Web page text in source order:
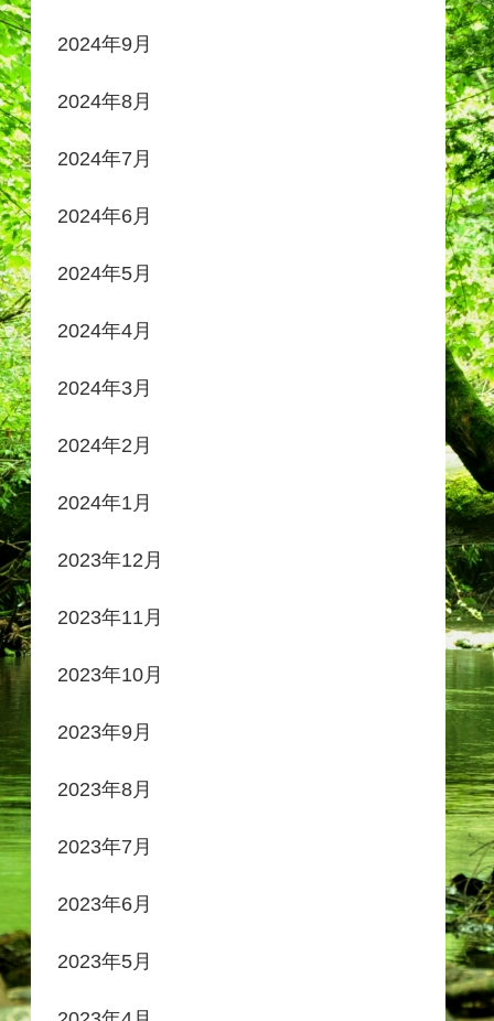
2024年9月
2024年8月
2024年7月
2024年6月
2024年5月
2024年4月
2024年3月
2024年2月
2024年1月
2023年12月
2023年11月
2023年10月
2023年9月
2023年8月
2023年7月
2023年6月
2023年5月